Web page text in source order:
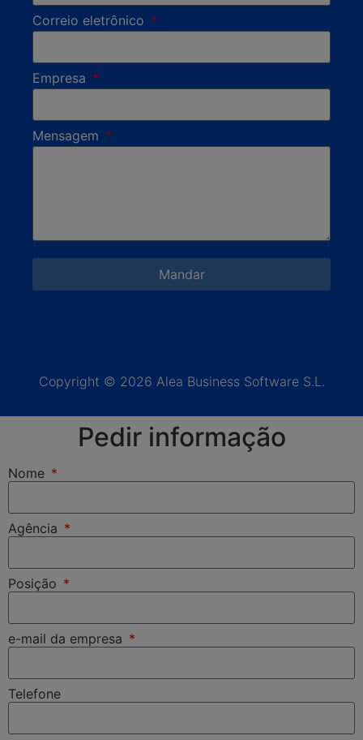
Correio eletrônico
Empresa
Mensagem
Mandar
Copyright © 2026 Alea Business Software S.L.
Pedir informação
Nome
Agência
Posição
e-mail da empresa
Telefone